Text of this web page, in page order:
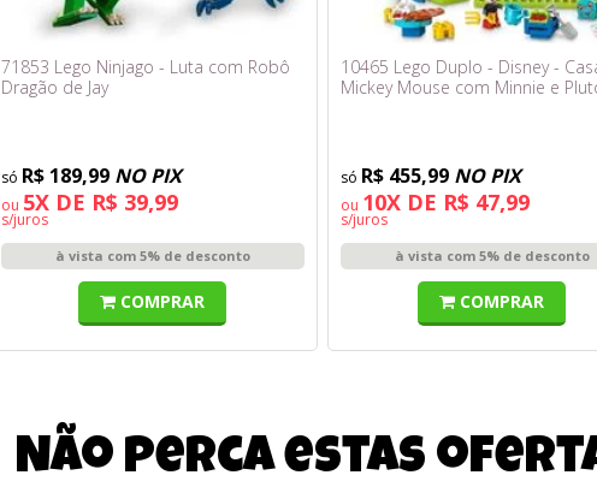
71853 Lego Ninjago - Luta com Robô
Dragão de Jay
R$ 189,99 NO PIX
ou 5X DE R$ 39,99
s/juros
à vista com 5% de desconto
COMPRAR
10465 Lego Duplo - Disney -
Mickey Mouse com Minnie e
R$ 455,99 NO PIX
ou 10X DE R$ 47,99
s/juros
à vista com 5% de desconto
COMPRAR
Não perca estas